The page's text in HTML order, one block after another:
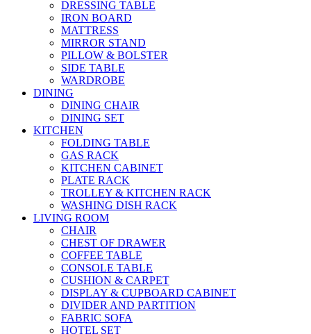
DRESSING TABLE
IRON BOARD
MATTRESS
MIRROR STAND
PILLOW & BOLSTER
SIDE TABLE
WARDROBE
DINING
DINING CHAIR
DINING SET
KITCHEN
FOLDING TABLE
GAS RACK
KITCHEN CABINET
PLATE RACK
TROLLEY & KITCHEN RACK
WASHING DISH RACK
LIVING ROOM
CHAIR
CHEST OF DRAWER
COFFEE TABLE
CONSOLE TABLE
CUSHION & CARPET
DISPLAY & CUPBOARD CABINET
DIVIDER AND PARTITION
FABRIC SOFA
HOTEL SET